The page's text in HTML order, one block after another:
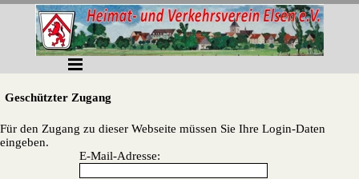
Direkt zum Seiteninhalt
Menü überspringen
Geschützter Zugang
Für den Zugang zu dieser Webseite müssen Sie Ihre Login-Daten
eingeben.
E-Mail-Adresse: